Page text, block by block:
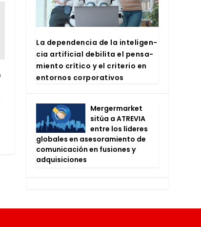
La depen­den­cia de la inte­li­gen­
cia arti­fi­cial debi­li­ta el pen­sa­
mien­to crí­ti­co y el cri­te­rio en
entor­nos cor­po­ra­ti­vos
Mer­ger­mar­ket
sitúa a ATRE­VIA
entre los líde­res
glo­ba­les en ase­so­ra­mien­to de
comu­ni­ca­ción en fusio­nes y
adqui­si­cio­nes